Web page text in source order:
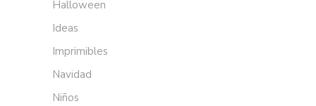
Halloween
Ideas
Imprimibles
Navidad
Niños